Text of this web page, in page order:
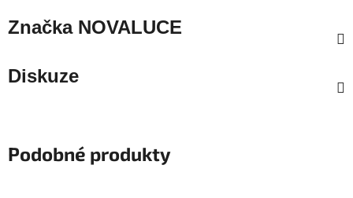
ZnačkaNOVALUCE
Diskuze
Podobné produkty